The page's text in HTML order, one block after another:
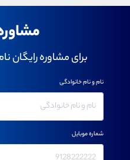
برای مشاوره رایگان
نام و نام خانوادگی
شماره موبایل